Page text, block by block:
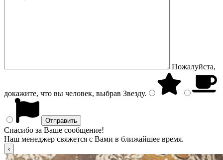
Пожалуйста,
докажите, что вы человек, выбрав Звезду.
Спасибо за Ваше сообщение!
Наш менеджер свяжется с Вами в ближайшее время.